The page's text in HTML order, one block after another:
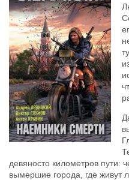
девяносто километров пути:
вымершие города, где живут